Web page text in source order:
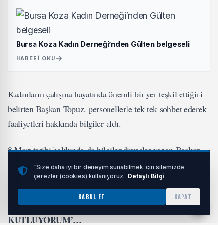
Bursa Koza Kadın Derneği’nden Gülten belgeseli
HABERI OKU
Kadınların çalışma hayatında önemli bir yer teşkil ettiğini
belirten Başkan Topuz, personellerle tek tek sohbet ederek
faaliyetleri hakkında bilgiler aldı.
8 Mart tarihi hakkında da bilgilendirmeler yapan Başkan
Topuz, çekilen toplu fotoğrafların ardından ziyaretlerini
sonlandırdı.
8 MART DÜNYA KADINLAR GÜNÜ'NÜ
KUTLUYORUM’…
"Size daha iyi bir deneyim sunabilmek için sitemizde
çerezler (cookies) kullanıyoruz. Detaylı Bilgi
KABUL ET KAPAT